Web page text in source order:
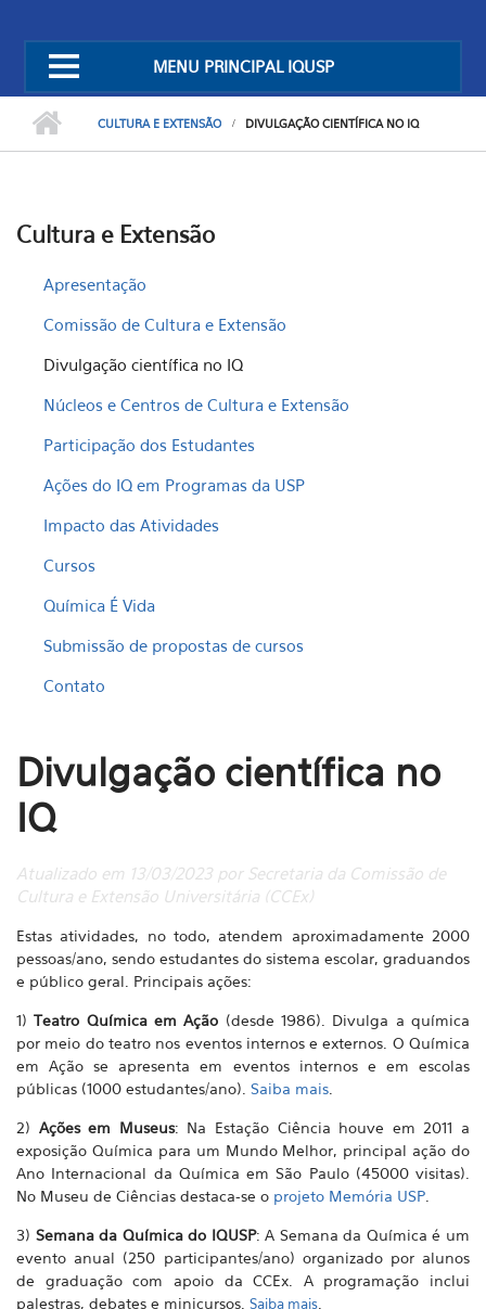
MENU PRINCIPAL IQUSP
CULTURA E EXTENSÃO DIVULGAÇÃO CIENTÍFICA NO IQ
Cultura e Extensão
Apresentação
Comissão de Cultura e Extensão
Divulgação científica no IQ
Núcleos e Centros de Cultura e Extensão
Participação dos Estudantes
Ações do IQ em Programas da USP
Impacto das Atividades
Cursos
Química É Vida
Submissão de propostas de cursos
Contato
Divulgação científica no
IQ
Atualizado em 13/03/2023 por Secretaria da Comissão de
Cultura e Extensão Universitária (CCEx)
Estas atividades, no todo, atendem aproximadamente 2000
pessoas/ano, sendo estudantes do sistema escolar, graduandos
e público geral. Principais ações:
1) Teatro Química em Ação (desde 1986). Divulga a química
por meio do teatro nos eventos internos e externos. O Química
em Ação se apresenta em eventos internos e em escolas
públicas (1000 estudantes/ano). Saiba mais
2) Ações em Museus: Na Estação Ciência houve em 2011 a
exposição Química para um Mundo Melhor, principal ação do
Ano Internacional da Química em São Paulo (45000 visitas).
No Museu de Ciências destaca-se o projeto Memória USP
3) Semana da Química do IQUSP: A Semana da Química é um
evento anual (250 participantes/ano) organizado por alunos
de graduação com apoio da CCEx. A programação inclui
palestras, debates e minicursos. Saiba mais